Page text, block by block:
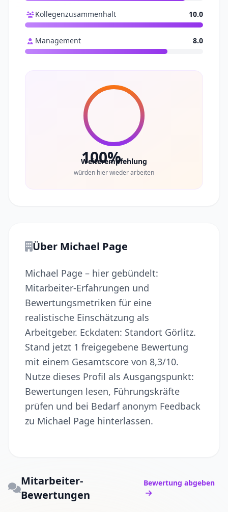
Kollegenzusammenhalt 10.0
Management 8.0
100%
Weiterempfehlung
würden hier wieder arbeiten
Über Michael Page
Michael Page – hier gebündelt:
Mitarbeiter-Erfahrungen und
Bewertungsmetriken für eine
realistische Einschätzung als
Arbeitgeber. Eckdaten: Standort Görlitz.
Stand jetzt 1 freigegebene Bewertung
mit einem Gesamtscore von 8,3/10.
Nutze dieses Profil als Ausgangspunkt:
Bewertungen lesen, Führungskräfte
prüfen und bei Bedarf anonym Feedback
zu Michael Page hinterlassen.
Mitarbeiter-
Bewertungen
Bewertung abgeben